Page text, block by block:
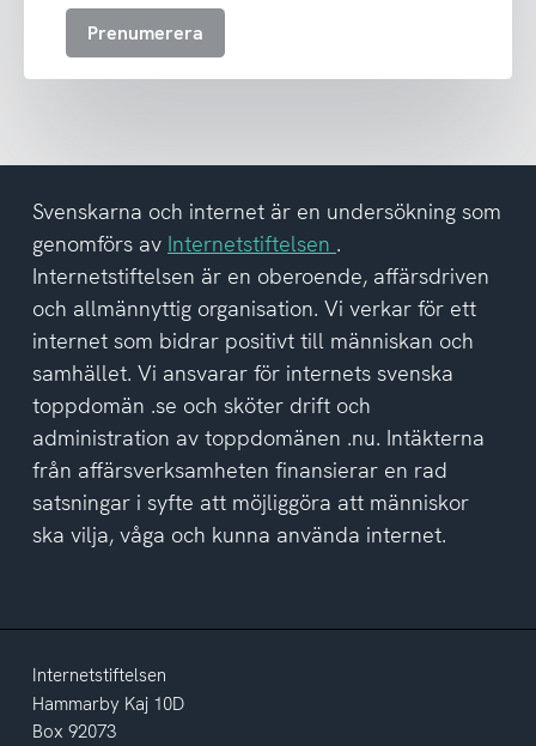
att
del
av
integritetspolicyn
Prenumerera
Svenskarna och internet är en undersökning som
genomförs av Internetstiftelsen .
Internetstiftelsen är en oberoende, affärsdriven
och allmännyttig organisation. Vi verkar för ett
internet som bidrar positivt till människan och
samhället. Vi ansvarar för internets svenska
toppdomän .se och sköter drift och
administration av toppdomänen .nu. Intäkterna
från affärsverksamheten finansierar en rad
satsningar i syfte att möjliggöra att människor
ska vilja, våga och kunna använda internet.
Internetstiftelsen
Hammarby Kaj 10D
Box 92073